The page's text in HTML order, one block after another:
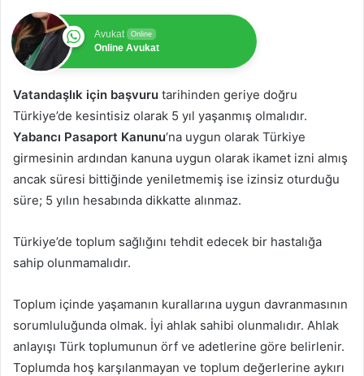
Avukat Online
Online Avukat
Vatandaşlık için başvuru tarihinden geriye doğru
Türkiye’de kesintisiz olarak 5 yıl yaşanmış olmalıdır.
Yabancı Pasaport Kanunu‘na uygun olarak Türkiye
girmesinin ardından kanuna uygun olarak ikamet izni almış
ancak süresi bittiğinde yeniletmemiş ise izinsiz oturduğu
süre; 5 yılın hesabında dikkatte alınmaz.
Türkiye’de toplum sağlığını tehdit edecek bir hastalığa
sahip olunmamalıdır.
Toplum içinde yaşamanın kurallarına uygun davranmasının
sorumluluğunda olmak. İyi ahlak sahibi olunmalıdır. Ahlak
anlayışı Türk toplumunun örf ve adetlerine göre belirlenir.
Toplumda hoş karşılanmayan ve toplum değerlerine aykırı